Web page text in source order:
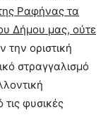
Ραφήνας τα
Δήμου μας, ούτε
την οριστική
στραγγαλισμό
φυσικές